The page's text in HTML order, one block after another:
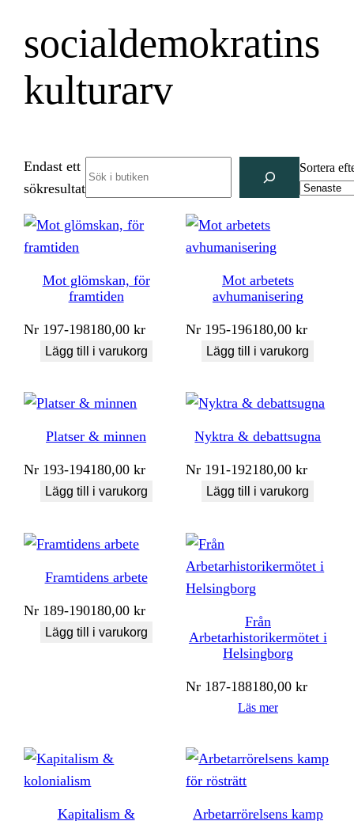
socialdemokratins
kulturarv
Endast ett
sökresultat
Sortera
Mot glömskan, för
framtiden
Nr 197-198180,00kr
Lägg till i varukorg
Mot arbetets
avhumanisering
Nr 195-196180,00kr
Lägg till i varukorg
Platser & minnen
Nr 193-194180,00kr
Lägg till i varukorg
Nyktra & debattsugna
Nr 191-192180,00kr
Lägg till i varukorg
Framtidens arbete
Nr 189-190180,00kr
Lägg till i varukorg
Från
Arbetarhistorikermötet i
Helsingborg
Nr 187-188180,00kr
Läs mer
Kapitalism & Arbetarrörelsens kamp